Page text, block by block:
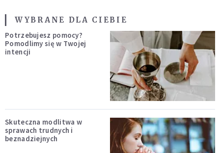
WYBRANE DLA CIEBIE
Potrzebujesz pomocy?
Pomodlimy się w Twojej
intencji
Skuteczna modlitwa w
sprawach trudnych i
beznadziejnych